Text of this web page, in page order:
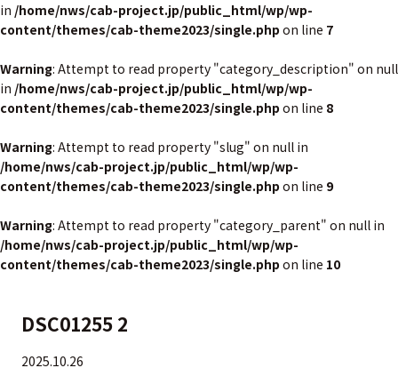
in /home/nws/cab-project.jp/public_html/wp/wp-
content/themes/cab-theme2023/single.php on line 7
Warning: Attempt to read property "category_description" on null
in /home/nws/cab-project.jp/public_html/wp/wp-
content/themes/cab-theme2023/single.php on line 8
Warning: Attempt to read property "slug" on null in
/home/nws/cab-project.jp/public_html/wp/wp-
content/themes/cab-theme2023/single.php on line 9
Warning: Attempt to read property "category_parent" on null in
/home/nws/cab-project.jp/public_html/wp/wp-
content/themes/cab-theme2023/single.php on line 10
DSC01255 2
2025.10.26